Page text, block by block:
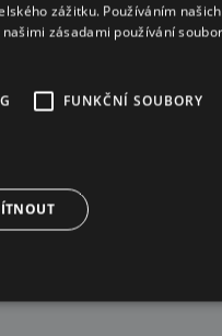
zážitku. Používáním našich
zásadami používání
FUNKČNÍ SOUBORY